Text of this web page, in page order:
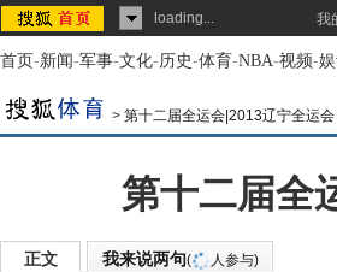
loading... 我
首页-新闻-军事-文化-历史-体育-NBA-视频-
> 第十二届全运会|2013辽宁全运会
第十二届全
正文 我来说两句( 人参与)